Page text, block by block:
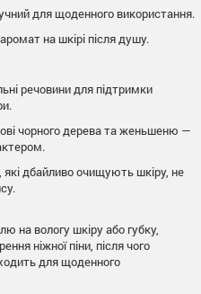
для щоденного використання.
на шкірі після душу.
речовини для підтримки
чорного дерева та женьшеню —
дбайливо очищують шкіру, не
на вологу шкіру або губку,
ніжної піни, після чого
для щоденного